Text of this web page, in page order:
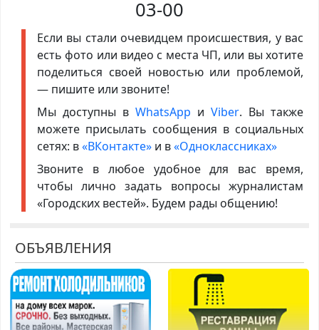
03-00
Если вы стали очевидцем происшествия, у вас
есть фото или видео с места ЧП, или вы хотите
поделиться своей новостью или проблемой,
— пишите или звоните!
Мы доступны в WhatsApp иViber. Вы также
можете присылать сообщения в социальных
сетях: в«ВКонтакте»и в«Одноклассниках»
Звоните в любое удобное для вас время,
чтобы лично задать вопросы журналистам
«Городских вестей». Будем рады общению!
ОБЪЯВЛЕНИЯ